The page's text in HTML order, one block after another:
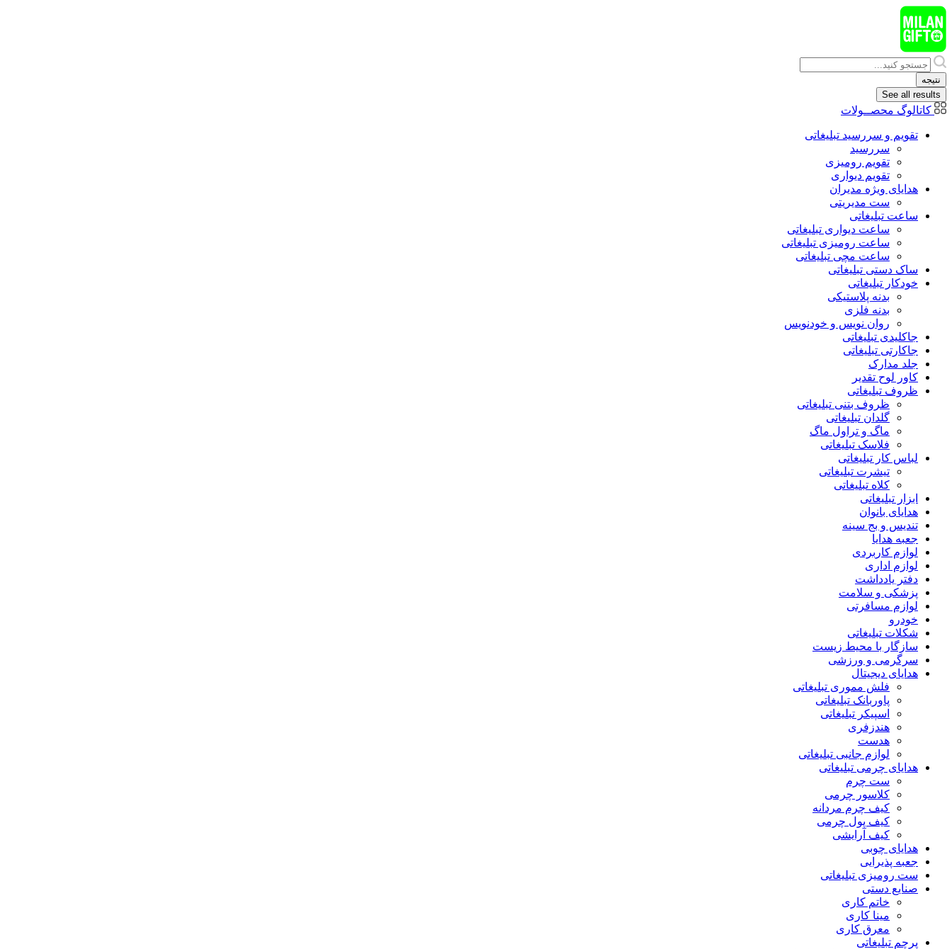
پرش
به
محتوا
Search
...
نتیجه
See all results
کاتالوگ محصــولات
تقویم و سررسید تبلیغاتی
سررسید
تقویم رومیزی
تقویم دیواری
هدایای ويژه مدیران
ست مدیریتی
ساعت تبلیغاتی
ساعت دیواری تبلیغاتی
ساعت رومیزی تبلیغاتی
ساعت مچی تبلیغاتی
ساک دستی تبلیغاتی
خودکار تبلیغاتی
بدنه پلاستیکی
بدنه فلزی
روان نویس و خودنویس
جاکلیدی تبلیغاتی
جاکارتی تبلیغاتی
جلد مدارک
کاور لوح تقدیر
ظروف تبلیغاتی
ظروف بتنی تبلیغاتی
گلدان تبلیغاتی
ماگ و تراول ماگ
فلاسک تبلیغاتی
لباس کار تبلیغاتی
تیشرت تبلیغاتی
کلاه تبلیغاتی
ابزار تبلیغاتی
هدایای بانوان
تندیس و بج سینه
جعبه هدایا
لوازم کاربردی
لوازم اداری
دفتر یادداشت
پزشکی و سلامت
لوازم مسافرتی
خودرو
شکلات تبلیغاتی
سازگار با محیط زیست
سرگرمی و ورزشی
هدایای دیجیتال
فلش مموری تبلیغاتی
پاوربانک تبلیغاتی
اسپیکر تبلیغاتی
هندزفری
هدست
لوازم جانبی تبلیغاتی
هدایای چرمی تبلیغاتی
ست چرم
کلاسور چرمی
کیف چرم مردانه
کیف پول چرمی
کیف آرایشی
هدایای چوبی
جعبه پذیرایی
ست رومیزی تبلیغاتی
صنایع دستی
خاتم کاری
مینا کاری
معرق کاری
پرچم تبلیغاتی